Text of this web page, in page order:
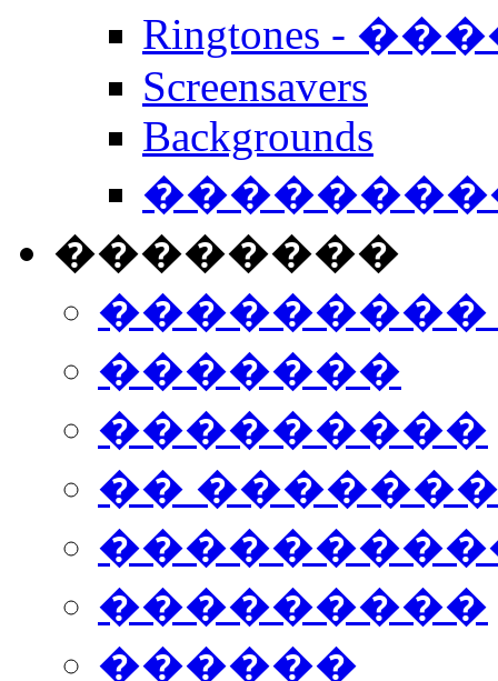
Ringtones -
Screensavers
Backgrounds
��������
���������
�������
���������
��
���������
������